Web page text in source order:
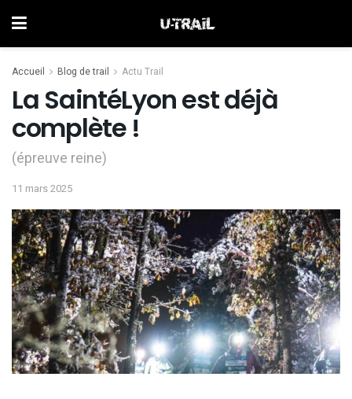
Accueil Blog de trail Actu Trail
La SaintéLyon est déjà
complète !
(épreuve reine)
11 mars 2025